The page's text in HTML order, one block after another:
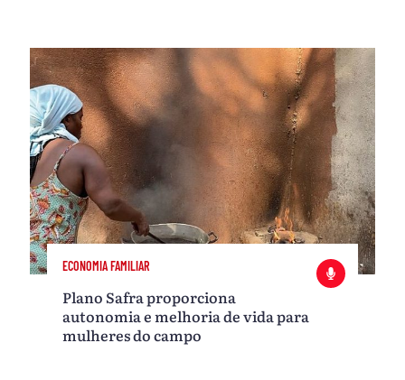
ECONOMIA FAMILIAR
Plano Safra proporciona
autonomia e melhoria de vida para
mulheres do campo